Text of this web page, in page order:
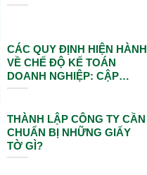
CÁC QUY ĐỊNH HIỆN HÀNH
VỀ CHẾ ĐỘ KẾ TOÁN
DOANH NGHIỆP: CẬP
NHẬT VÀ ÁP DỤNG MỚI
THÀNH LẬP CÔNG TY CẦN
CHUẨN BỊ NHỮNG GIẤY
TỜ GÌ?